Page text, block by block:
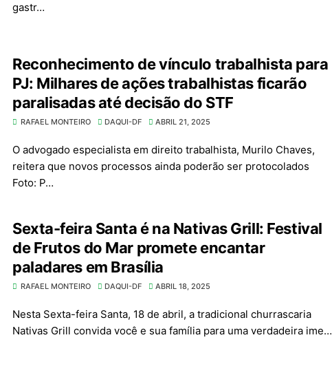
gastr…
Reconhecimento de vínculo trabalhista para
PJ: Milhares de ações trabalhistas ficarão
paralisadas até decisão do STF
RAFAEL MONTEIRO DAQUI-DF ABRIL 21, 2025
O advogado especialista em direito trabalhista, Murilo Chaves,
reitera que novos processos ainda poderão ser protocolados
Foto: P…
Sexta-feira Santa é na Nativas Grill: Festival
de Frutos do Mar promete encantar
paladares em Brasília
RAFAEL MONTEIRO DAQUI-DF ABRIL 18, 2025
Nesta Sexta-feira Santa, 18 de abril, a tradicional churrascaria
Nativas Grill convida você e sua família para uma verdadeira ime…